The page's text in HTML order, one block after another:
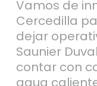
Vamos de
Cercedilla
dejar
Saunier
contar con
agua